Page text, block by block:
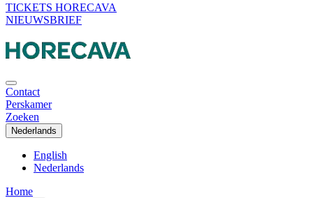
TICKETS HORECAVA
NIEUWSBRIEF
Contact
Perskamer
Zoeken
Nederlands
English
Nederlands
Home